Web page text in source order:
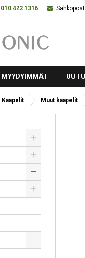
010 422 1316
MYYDYIMMÄT
Kaapelit Muut kaapelit